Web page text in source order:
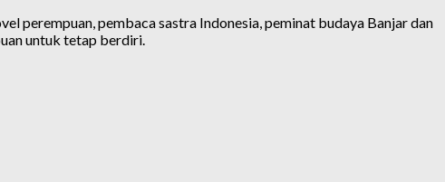
perempuan, pembaca sastra Indonesia, peminat budaya Banjar dan
untuk tetap berdiri.